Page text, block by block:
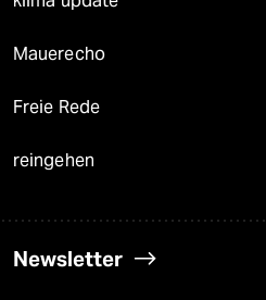
Mauerecho
Freie Rede
reingehen
Newsletter